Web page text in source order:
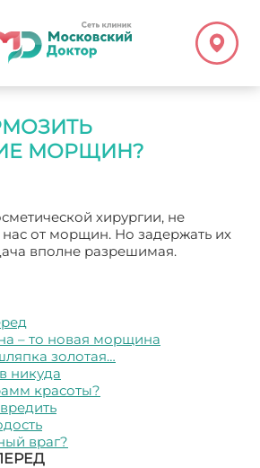
МОРЩИН?
хирургии, не
от морщин. Но задержать их
вполне разрешимая.
– то новая морщина
золотая…
никуда
красоты?
враг?